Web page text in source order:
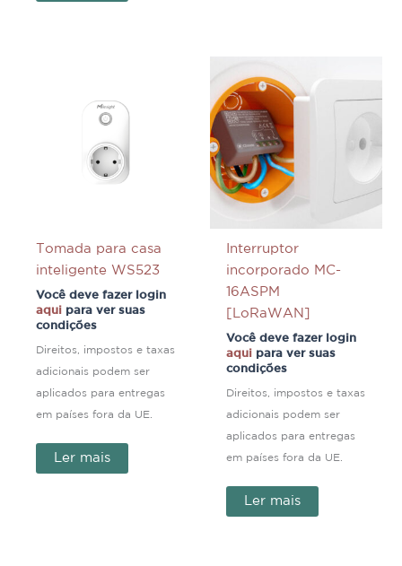
Tomada para casa
inteligente WS523
Você deve fazer login
aqui para ver suas
condições
Direitos, impostos e taxas
adicionais podem ser
aplicados para entregas
em países fora da UE.
Ler mais
Interruptor
incorporado MC-
16ASPM
[LoRaWAN]
Você deve fazer login
aqui para ver suas
condições
Direitos, impostos e taxas
adicionais podem ser
aplicados para entregas
em países fora da UE.
Ler mais